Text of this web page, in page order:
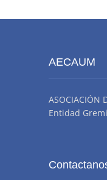
AECAUM
ASOCIACIÓN
Entidad